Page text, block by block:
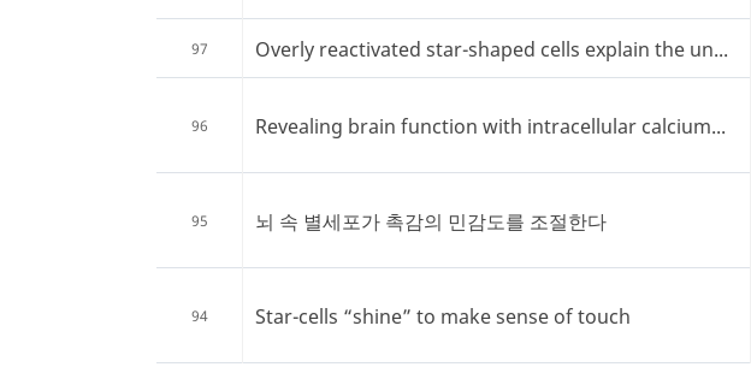
97 Overly reactivated star-shaped cells explain the un...
96 Revealing brain function with intracellular calcium...
95 뇌 속 별세포가 촉감의 민감도를 조절한다
94 Star-cells “shine” to make sense of touch